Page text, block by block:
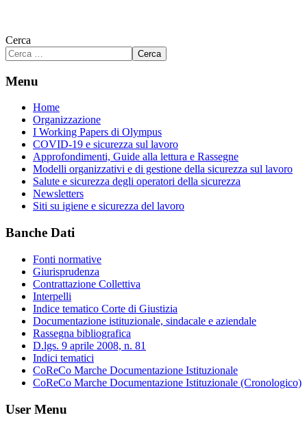
Cerca
Cerca
Menu
Home
Organizzazione
I Working Papers di Olympus
COVID-19 e sicurezza sul lavoro
Approfondimenti, Guide alla lettura e Rassegne
Modelli organizzativi e di gestione della sicurezza sul lavoro
Salute e sicurezza degli operatori della sicurezza
Newsletters
Siti su igiene e sicurezza del lavoro
Banche Dati
Fonti normative
Giurisprudenza
Contrattazione Collettiva
Interpelli
Indice tematico Corte di Giustizia
Documentazione istituzionale, sindacale e aziendale
Rassegna bibliografica
D.lgs. 9 aprile 2008, n. 81
Indici tematici
CoReCo Marche Documentazione Istituzionale
CoReCo Marche Documentazione Istituzionale (Cronologico)
User Menu